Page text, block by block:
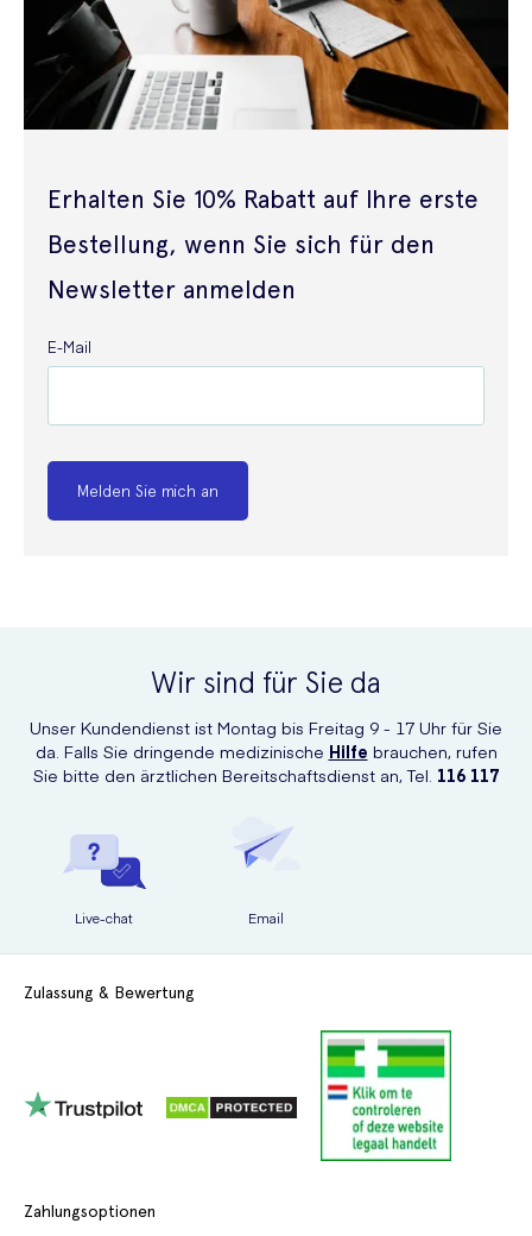
Erhalten Sie 10% Rabatt auf Ihre erste
Bestellung, wenn Sie sich für den
Newsletter anmelden
E-Mail
Melden Sie mich an
Wir sind für Sie da
Unser Kundendienst ist Montag bis Freitag 9 - 17 Uhr für Sie
da. Falls Sie dringende medizinische Hilfe brauchen, rufen
Sie bitte den ärztlichen Bereitschaftsdienst an, Tel. 116 117
Live-chat Email
Zulassung & Bewertung
Zahlungsoptionen